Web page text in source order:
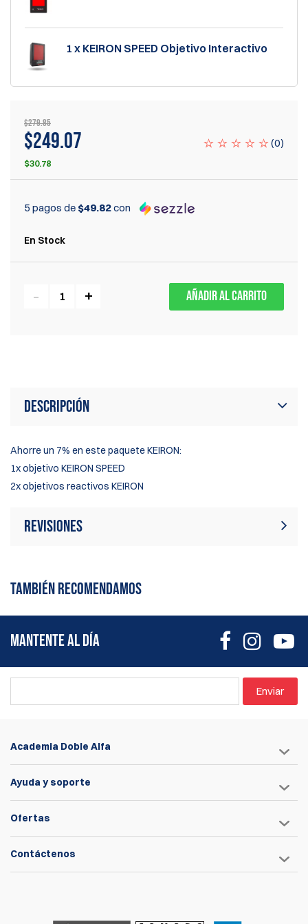
1 x KEIRON SPEED Objetivo Interactivo
$279.85
$249.07
$30.78
(0)
5 pagos de $49.82con
En Stock
AÑADIR AL CARRITO
Descripción
Ahorre un 7% en este paquete KEIRON:
1x objetivo KEIRON SPEED
2x objetivos reactivos KEIRON
Revisiones
productos. Sé el primero en escribir
una reseña
TAMBIÉN RECOMENDAMOS
MANTENTE AL DÍA
Enviar
Academia Doble Alfa
Ayuda y soporte
Ofertas
Contáctenos